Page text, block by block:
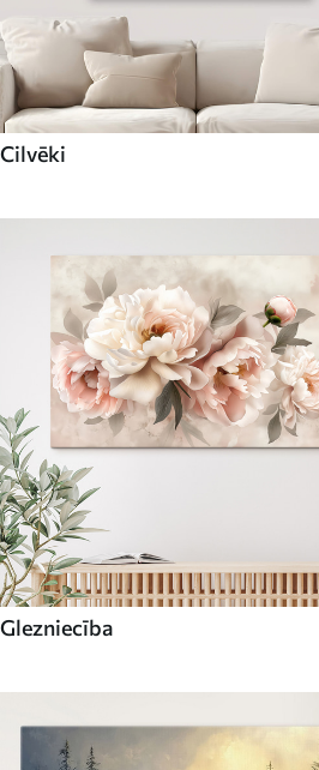
Cilvēki
Glezniecība